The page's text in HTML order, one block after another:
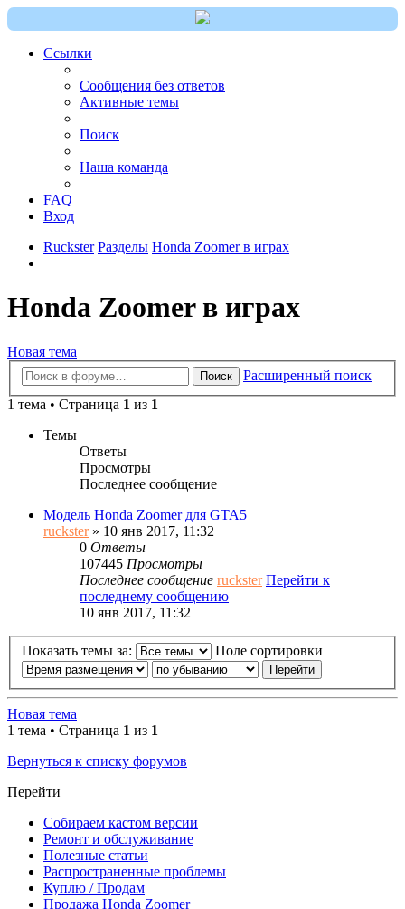
Ссылки
Сообщения без ответов
Активные темы
Поиск
Наша команда
FAQ
Вход
Ruckster Разделы Honda Zoomer в играх
Honda Zoomer в играх
Новая тема
Поиск
Расширенный поиск
1 тема • Страница 1 из 1
Темы
Ответы
Просмотры
Последнее сообщение
Модель Honda Zoomer для GTA5
ruckster» 10 янв 2017, 11:32
0 Ответы
107445 Просмотры
Последнее сообщение ruckster Перейти к
последнему сообщению
10 янв 2017, 11:32
Показать темы за: Поле сортировки
Новая тема
1 тема • Страница 1 из 1
Вернуться к списку форумов
Перейти
Собираем кастом версии
Ремонт и обслуживание
Полезные статьи
Распространенные проблемы
Куплю / Продам
Продажа Honda Zoomer